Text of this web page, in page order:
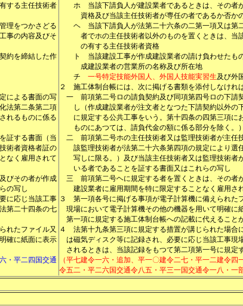
する主任技術者
ホ
当該下請負人が建設業者であるときは、その
資格及び当該主任技術者が専任の者であるか否か
理をつかさどる
事の内容及びそ
ヘ
当該下請負人が法第二十六条の二第一項又は
者でホの主任技術者以外のものを置くときは、当
の有する主任技術者資格
約を締結した作
ト
当該建設工事が作成建設業者の請け負わせた
成建設業者の営業所の名称及び所在地
チ 一号特定技能外国人、外国人技能実習生及び外
２
施工体制台帳には、次に掲げる書類を添付しなけれ
による書面の写
法第二条第二項
れるものに係る
一
前項第二号ロの請負契約及び同項第四号ロの下
し（作成建設業者が注文者となつた下請契約以外
に規定する公共工事をいう。第十四条の四第三項
ものにあつては、請負代金の額に係る部分を除く。）
証する書面（当
術者資格者証の
なく雇用されて
二
前項第二号ホの主任技術者又は監理技術者が主任
該監理技術者が法第二十六条第四項の規定により
写しに限る。）及び当該主任技術者又は監理技術
いる者であることを証する書面又はこれらの写し
びその者が作成
の写し
三
前項第二号ヘに規定する者を置くときは、その
建設業者に雇用期間を特に限定することなく雇用さ
に応じ当該工事
第二十四条の七
３
第一項各号に掲げる事項が電子計算機に備えられ
現場において電子計算機その他の機器を用いて明確
第一項に規定する施工体制台帳への記載に代えること
れたファイル又
確に紙面に表示
４
法第十九条第三項に規定する措置が講じられた場合
は磁気ディスク等に記録され、必要に応じ当該工事
されるときは、当該記録をもつて第二項第一号に規定
・平二四国交通
（平七建令一六・追加、平一〇建令二七・平一二建令
令五二・平二六国交通令八五・平三一国交通令一八・一